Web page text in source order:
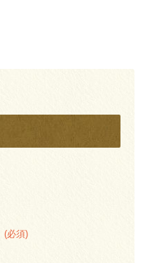
(必須)